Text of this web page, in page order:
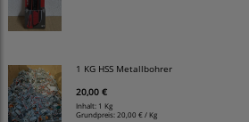
1 KG HSS Metallbohrer
20,00 €
Inhalt: 1 Kg
Grundpreis: 20,00 € / Kg